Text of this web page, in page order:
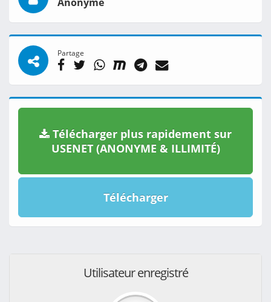
Partage
Télécharger plus rapidement sur
USENET (ANONYME & ILLIMITÉ)
Télécharger
Utilisateur enregistré